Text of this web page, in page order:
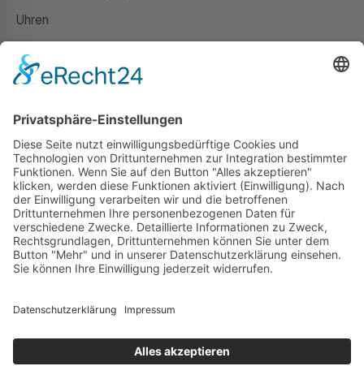
Uhren
Susanne Steiger
Geschäfte
Newsletter
Kontakt
© 2026 JUWELIER STEIGER
VERTRAG WIDERRUFEN